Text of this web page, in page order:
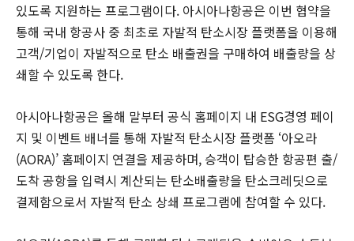
있도록 지원하는 프로그램이다. 아시아나항공은 이번 협약을
통해 국내 항공사 중 최초로 자발적 탄소시장 플랫폼을 이용해
고객/기업이 자발적으로 탄소 배출권을 구매하여 배출량을 상
쇄할 수 있도록 한다.
아시아나항공은 올해 말부터 공식 홈페이지 내 ESG경영 페이
지 및 이벤트 배너를 통해 자발적 탄소시장 플랫폼 ‘아오라
(AORA)’ 홈페이지 연결을 제공하며, 승객이 탑승한 항공편 출/
도착 공항을 입력시 계산되는 탄소배출량을 탄소크레딧으로
결제함으로서 자발적 탄소 상쇄 프로그램에 참여할 수 있다.